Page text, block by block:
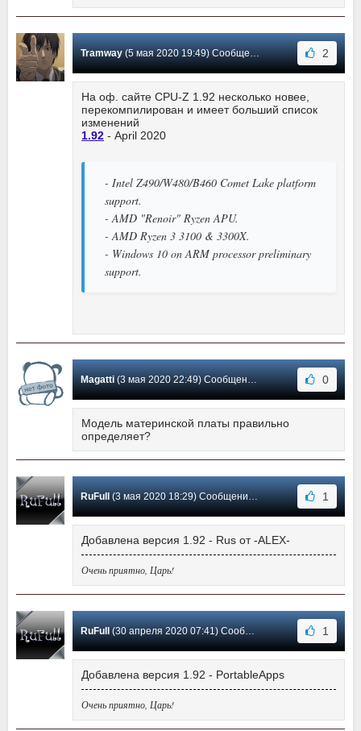
Tramway(5 мая 2020 19:49) Сообщение #315 2
На оф. сайте CPU-Z 1.92 несколько новее,
перекомпилирован и имеет больший список
изменений
1.92 - April 2020
- Intel Z490/W480/B460 Comet Lake platform
support.
- AMD "Renoir" Ryzen APU.
- AMD Ryzen 3 3100 & 3300X.
- Windows 10 on ARM processor preliminary
support.
Magatti(3 мая 2020 22:49) Сообщение #314 0
Модель материнской платы правильно
определяет?
RuFull(3 мая 2020 18:29) Сообщение #313 1
Добавлена версия 1.92 - Rus от -ALEX-
Очень приятно, Царь!
RuFull(30 апреля 2020 07:41) Сообщение #312 1
Добавлена версия 1.92 - PortableApps
Очень приятно, Царь!